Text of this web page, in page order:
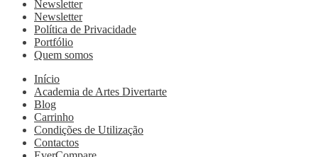
Newsletter
Newsletter
Política de Privacidade
Portfólio
Quem somos
Início
Academia de Artes Divertarte
Blog
Carrinho
Condições de Utilização
Contactos